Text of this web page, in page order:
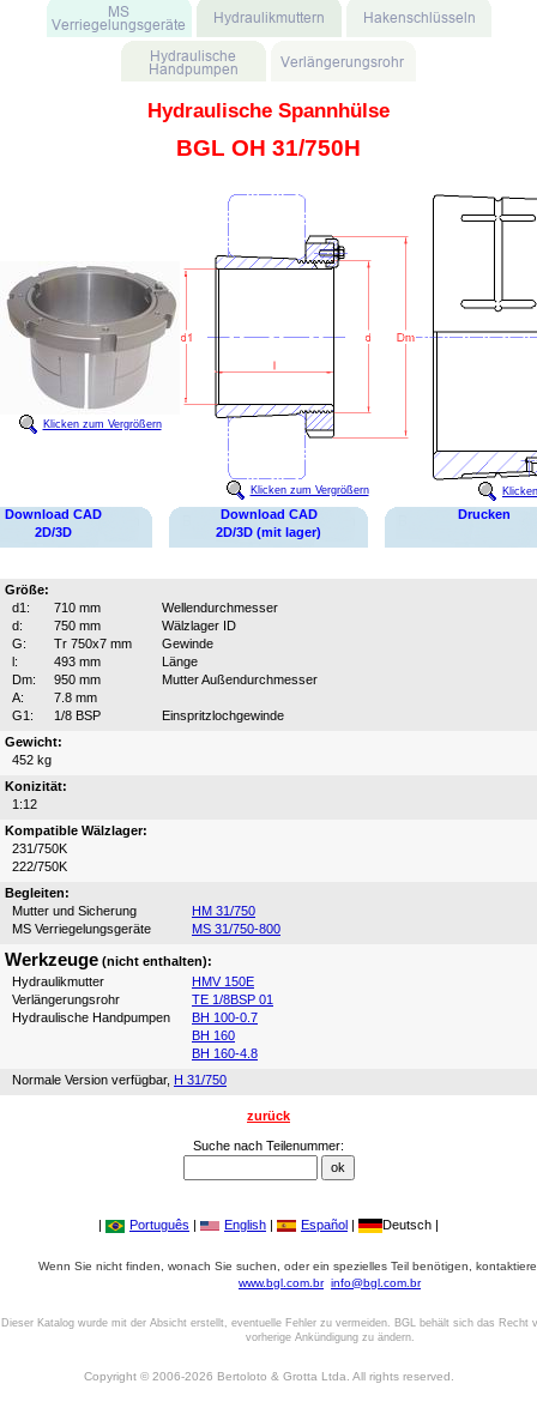
Hydraulische Spannhülse
BGL OH 31/750H
Klicken zum Vergrößern
Klicken zum Vergrößern
Download CAD
2D/3D
Download CAD
2D/3D (mit lager)
Drucken
Größe:
d1:
710 mm
Wellendurchmesser
d:
750 mm
Wälzlager ID
G:
Tr 750x7 mm
Gewinde
l:
493 mm
Länge
Dm:
950 mm
Mutter Außendurchmesser
A:
7.8 mm
G1:
1/8 BSP
Einspritzlochgewinde
Gewicht:
452 kg
Konizität:
1:12
Kompatible Wälzlager:
231/750K
222/750K
Begleiten:
Mutter und Sicherung
HM 31/750
MS Verriegelungsgeräte
MS 31/750-800
Werkzeuge (nicht enthalten):
Hydraulikmutter
HMV 150E
Verlängerungsrohr
TE 1/8BSP 01
Hydraulische Handpumpen
BH 100-0.7
BH 160
BH 160-4.8
Normale Version verfügbar, H 31/750
zurück
Suche nach Teilenummer:
| Português | English | Español | Deutsch |
Wenn Sie nicht finden, wonach Sie suchen, oder ein spezielles Teil benötigen,
www.bgl.com.br info@bgl.com.br
Dieser Katalog wurde mit der Absicht erstellt, eventuelle Fehler zu vermeiden. BGL behält sich das Recht
vorherige Ankündigung zu ändern.
Copyright © 2006-2026 Bertoloto & Grotta Ltda. All rights reserved.